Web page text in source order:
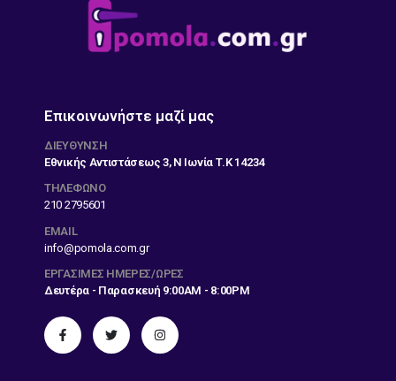
Επικοινωνήστε μαζί μας
ΔΙΕΎΘΥΝΣΗ
Εθνικής Αντιστάσεως 3, Ν Ιωνία Τ.Κ 14234
ΤΗΛΕΦΩΝΟ
210 2795601
EMAIL
info@pomola.com.gr
ΕΡΓΆΣΙΜΕΣ ΗΜΈΡΕΣ/ΏΡΕΣ
Δευτέρα - Παρασκευή 9:00AM - 8:00PM